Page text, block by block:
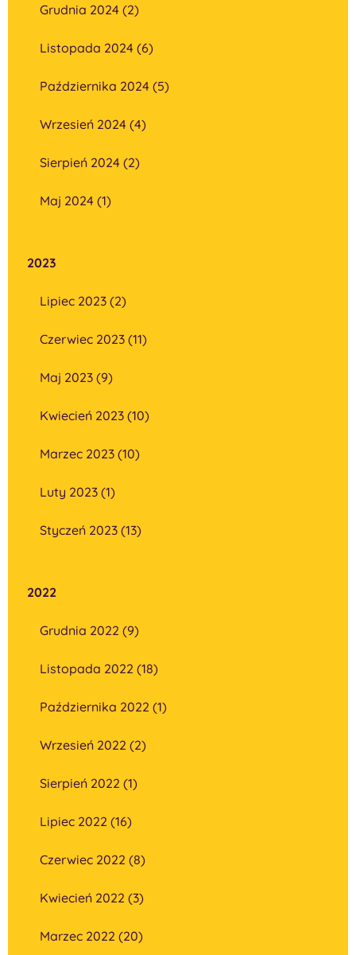
Grudnia 2024 (2)
Listopada 2024 (6)
Października 2024 (5)
Wrzesień 2024 (4)
Sierpień 2024 (2)
Maj 2024 (1)
2023
Lipiec 2023 (2)
Czerwiec 2023 (11)
Maj 2023 (9)
Kwiecień 2023 (10)
Marzec 2023 (10)
Luty 2023 (1)
Styczeń 2023 (13)
2022
Grudnia 2022 (9)
Listopada 2022 (18)
Października 2022 (1)
Wrzesień 2022 (2)
Sierpień 2022 (1)
Lipiec 2022 (16)
Czerwiec 2022 (8)
Kwiecień 2022 (3)
Marzec 2022 (20)